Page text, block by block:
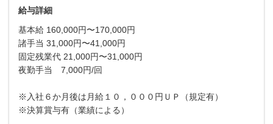
給与詳細
基本給 160,000円〜170,000円
諸手当 31,000円〜41,000円
固定残業代 21,000円〜31,000円
夜勤手当 7,000円/回
※入社６か月後は月給１０，０００円ＵＰ（規定有）
※決算賞与有（業績による）